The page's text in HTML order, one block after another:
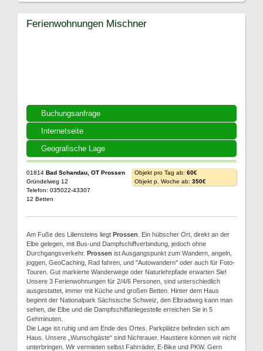
Buchungsanfrage
Internetseite
Geografische Lage
Ferienwohnungen Mischner
01814 Bad Schandau, OT Prossen
Gründelweg 12
Telefon: 035022-43307
12 Betten
Objekt pro Tag ab: 60€
Objekt p. Woche ab: 350€
Am Fuße des Liliensteins liegt Prossen . Ein hübscher Ort, direkt an der
Elbe gelegen, mit Bus-und Dampfschiffverbindung, jedoch ohne
Durchgangsverkehr. Prossen ist Ausgangspunkt zum Wandern, angeln,
joggen, GeoCaching, Rad fahren, und "Autowandern" oder auch für Foto-
Touren. Gut markierte Wanderwege oder Naturlehrpfade erwarten Sie!
Unsere 3 Ferienwohnungen für 2/4/6 Personen, sind unterschiedlich
ausgestattet, immer mit Küche und großen Betten. Hinter dem Haus
beginnt der Nationalpark Sächsische Schweiz, den Elbradweg kann man
sehen, die Elbe und die Dampfschiffanlegestelle erreichen Sie in 5
Gehminuten.
Die Lage ist ruhig und am Ende des Ortes. Parkplätze befinden sich am
Haus. Unsere „Wunschgäste“ sind Nichtrauer. Haustiere können wir nicht
unterbringen. Wir vermieten selbst Fahrräder, E-Bike und PKW. Gern